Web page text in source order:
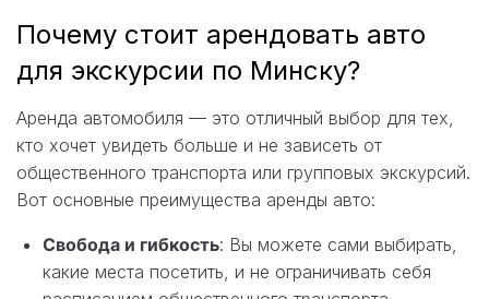
Почему стоит арендовать авто
для экскурсии по Минску?
Аренда автомобиля — это отличный выбор для тех,
кто хочет увидеть больше и не зависеть от
общественного транспорта или групповых экскурсий.
Вот основные преимущества аренды авто:
Свобода и гибкость: Вы можете сами выбирать,
какие места посетить, и не ограничивать себя